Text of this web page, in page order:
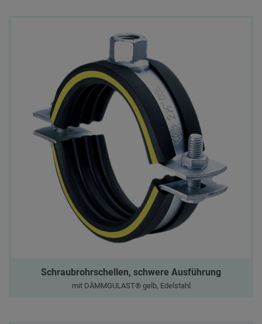
Schraubrohrschellen, schwere Ausführung
mit DÄMMGULAST® gelb, Edelstahl